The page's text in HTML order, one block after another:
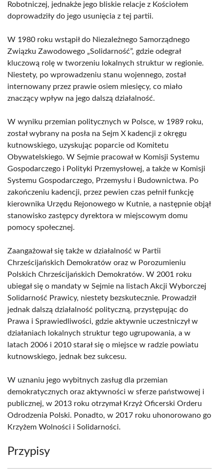
Robotniczej, jednakże jego bliskie relacje z Kościołem
doprowadziły do jego usunięcia z tej partii.
W 1980 roku wstąpił do Niezależnego Samorządnego
Związku Zawodowego „Solidarność”, gdzie odegrał
kluczową rolę w tworzeniu lokalnych struktur w regionie.
Niestety, po wprowadzeniu stanu wojennego, został
internowany przez prawie osiem miesięcy, co miało
znaczący wpływ na jego dalszą działalność.
W wyniku przemian politycznych w Polsce, w 1989 roku,
został wybrany na posła na Sejm X kadencji z okręgu
kutnowskiego, uzyskując poparcie od Komitetu
Obywatelskiego. W Sejmie pracował w Komisji Systemu
Gospodarczego i Polityki Przemysłowej, a także w Komisji
Systemu Gospodarczego, Przemysłu i Budownictwa. Po
zakończeniu kadencji, przez pewien czas pełnił funkcję
kierownika Urzędu Rejonowego w Kutnie, a następnie objął
stanowisko zastępcy dyrektora w miejscowym domu
pomocy społecznej.
Zaangażował się także w działalność w Partii
Chrześcijańskich Demokratów oraz w Porozumieniu
Polskich Chrześcijańskich Demokratów. W 2001 roku
ubiegał się o mandaty w Sejmie na listach Akcji Wyborczej
Solidarność Prawicy, niestety bezskutecznie. Prowadził
jednak dalszą działalność polityczną, przystępując do
Prawa i Sprawiedliwości, gdzie aktywnie uczestniczył w
działaniach lokalnych struktur tego ugrupowania, a w
latach 2006 i 2010 starał się o miejsce w radzie powiatu
kutnowskiego, jednak bez sukcesu.
W uznaniu jego wybitnych zasług dla przemian
demokratycznych oraz aktywności w sferze państwowej i
publicznej, w 2013 roku otrzymał Krzyż Oficerski Orderu
Odrodzenia Polski. Ponadto, w 2017 roku uhonorowano go
Krzyżem Wolności i Solidarności.
Przypisy